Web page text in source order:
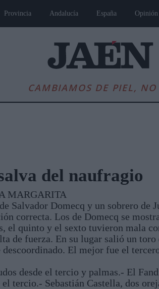
Provincia Andalucía España Opinión
CAMBIAMOS DE PIEL, NO
Andalucía Internacional
del naufragio
MARGARITA
Salvador Domecq y un sobrero de
correcta. Los de Domecq se
el quinto y el sexto tuvieron mala
de fuerza. En su lugar salió un toro
descoordinado. El mejor fue el
desde el tercio y palmas.- El
tercio.- Sebastián Castella, dos